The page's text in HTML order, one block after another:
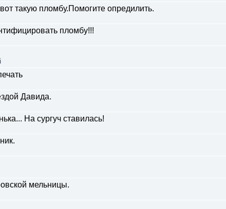
такую пломбу.Помогите опредилить.
пломбу!!!
Давида.
На сургуч ставилась!
мельницы.